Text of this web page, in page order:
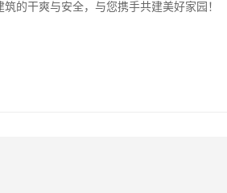
的干爽与安全，与您携手共建美好家园！